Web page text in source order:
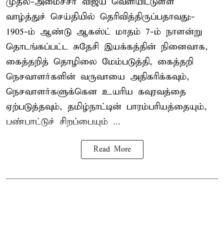
வாழ்த்துச் செய்தியில் தெரிவித்திருப்பதாவது:-
1905-ம் ஆண்டு ஆகஸ்ட் மாதம் 7-ம் நாளன்று
தொடங்கப்பட்ட சுதேசி இயக்கத்தின் நினைவாக,
கைத்தறித் தொழிலை மேம்படுத்தி, கைத்தறி
நெசவாளர்களின் வருவாயை அதிகரிக்கவும்,
நெசவாளர்களுக்கென உயரிய கவுரவத்தை
ஏற்படுத்தவும், தமிழ்நாட்டின் பாரம்பரியத்தையும்,
பண்பாட்டுச் சிறப்பையும் ...
Read More